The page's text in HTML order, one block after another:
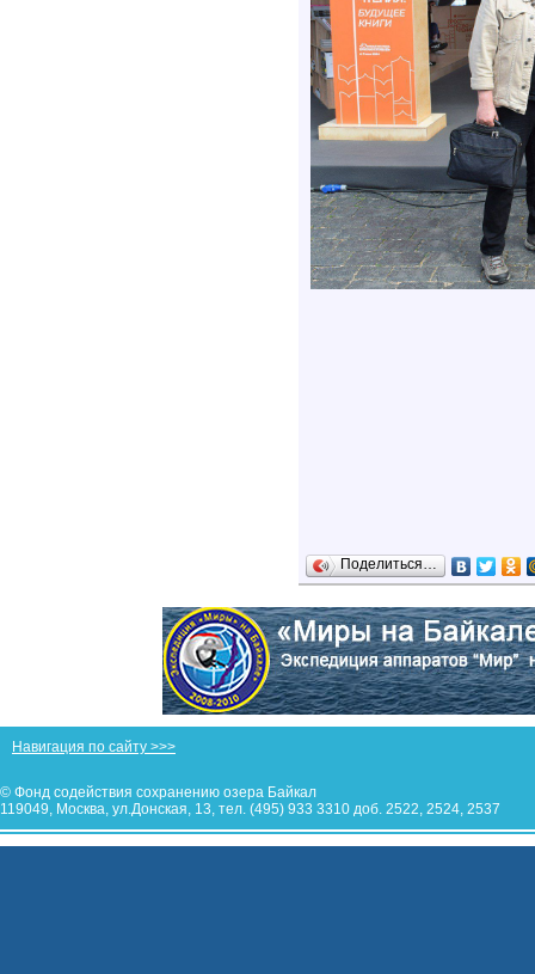
Поделиться…
Навигация по сайту >>>
© Фонд содействия сохранению озера Байкал
119049, Москва, ул.Донская, 13, тел. (495) 933 3310 доб. 2522, 2524, 2537